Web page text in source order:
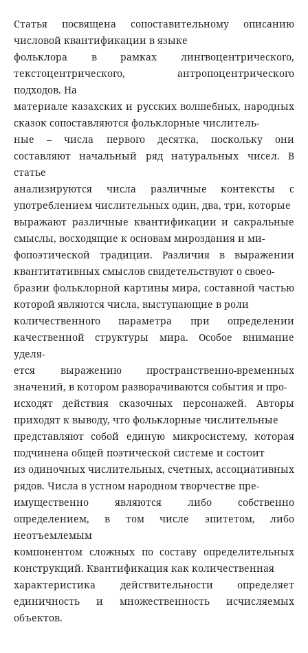
Статья посвящена сопоставительному описанию
числовой квантификации в языке
фольклора в рамках лингвоцентрического,
текстоцентрического, антропоцентрического
подходов. На
материале казахских и русских волшебных, народных
сказок сопоставляются фольклорные числитель-
ные – числа первого десятка, поскольку они
составляют начальный ряд натуральных чисел. В
статье
анализируются числа различные контексты с
употреблением числительных один, два, три, которые
выражают различные квантификации и сакральные
смыслы, восходящие к основам мироздания и ми-
фопоэтической традиции. Различия в выражении
квантитативных смыслов свидетельствуют о своео-
бразии фольклорной картины мира, составной частью
которой являются числа, выступающие в роли
количественного параметра при определении
качественной структуры мира. Особое внимание
уделя-
ется выражению пространственно-временных
значений, в котором разворачиваются события и про-
исходят действия сказочных персонажей. Авторы
приходят к выводу, что фольклорные числительные
представляют собой единую микросистему, которая
подчинена общей поэтической системе и состоит
из одиночных числительных, счетных, ассоциативных
рядов. Числа в устном народном творчестве пре-
имущественно являются либо собственно
определением, в том числе эпитетом, либо
неотъемлемым
компонентом сложных по составу определительных
конструкций. Квантификация как количественная
характеристика действительности определяет
единичность и множественность исчисляемых
объектов.